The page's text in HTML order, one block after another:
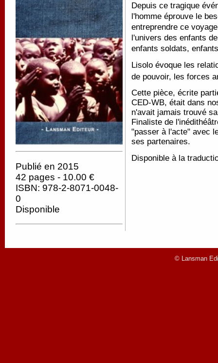
Publié en 2015
42 pages - 10.00 €
ISBN: 978-2-8071-0048-
0
Disponible
Depuis ce tragique
l'homme éprouve le
entreprendre ce
l'univers des enfants
enfants soldats,
Lisolo évoque les
de pouvoir, les forces
Cette pièce, écrite
CED-WB, était dans
n'avait jamais trouvé
Finaliste de
"passer à l'acte" avec
ses partenaires.
Disponible à la
© Lansman